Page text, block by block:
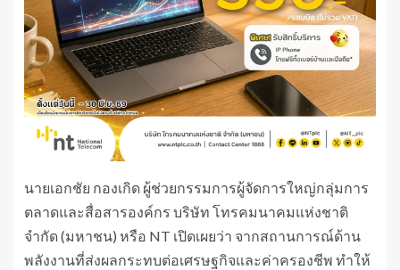
นายเอกชัย กองเกิด ผู้ช่วยกรรมการผู้จัดการใหญ่กลุ่มการ
ตลาดและสื่อสารองค์กร บริษัท โทรคมนาคมแห่งชาติ
จำกัด (มหาชน) หรือ NT เปิดเผยว่า จากสถานการณ์ด้าน
พลังงานที่ส่งผลกระทบต่อเศรษฐกิจและค่าครองชีพ ทำให้